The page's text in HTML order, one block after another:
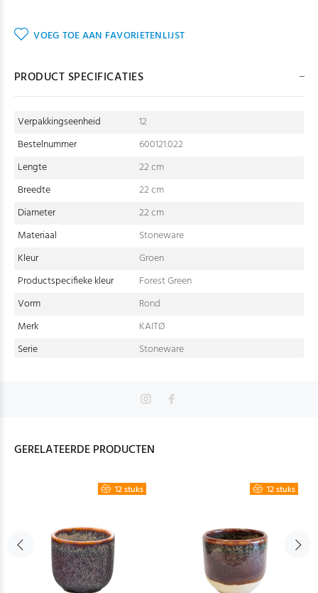
VOEG TOE AAN FAVORIETENLIJST
PRODUCT SPECIFICATIES
Verpakkingseenheid
12
Bestelnummer
600121.022
Lengte
22 cm
Breedte
22 cm
Diameter
22 cm
Materiaal
Stoneware
Kleur
Groen
Productspecifieke kleur
Forest Green
Vorm
Rond
Merk
KAITØ
Serie
Stoneware
GERELATEERDE PRODUCTEN
12 stuks 12 stuks